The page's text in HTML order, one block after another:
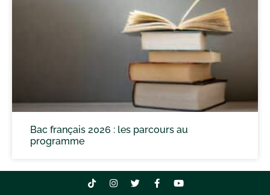
Bac français 2026 : les parcours au
programme